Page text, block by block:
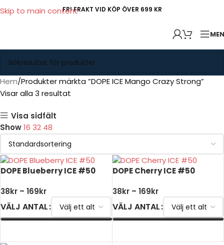
Skip to main contentFRI FRAKT VID KÖP ÖVER 699 KR
Hem Produkter märkta ”DOPE ICE Mango Crazy Strong”
Visar alla 3 resultat
Visa sidfält
Show16 32 48
DOPE Blueberry ICE #50
38kr – 169kr
VÄLJ ANTAL
DOPE Cherry ICE #50
38kr – 169kr
VÄLJ ANTAL